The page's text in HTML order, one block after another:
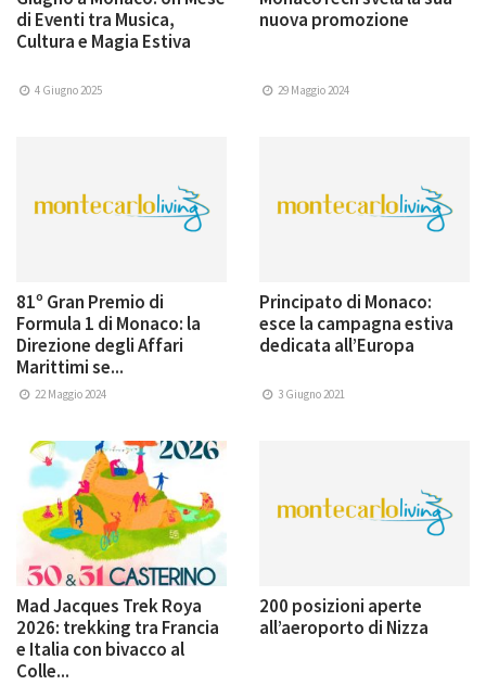
di Eventi tra Musica,
Cultura e Magia Estiva
4 Giugno 2025
nuova promozione
29 Maggio 2024
81º Gran Premio di
Formula 1 di Monaco: la
Direzione degli Affari
Marittimi se...
22 Maggio 2024
Principato di Monaco:
esce la campagna estiva
dedicata all’Europa
3 Giugno 2021
Mad Jacques Trek Roya
2026: trekking tra Francia
e Italia con bivacco al
Colle...
200 posizioni aperte
all’aeroporto di Nizza